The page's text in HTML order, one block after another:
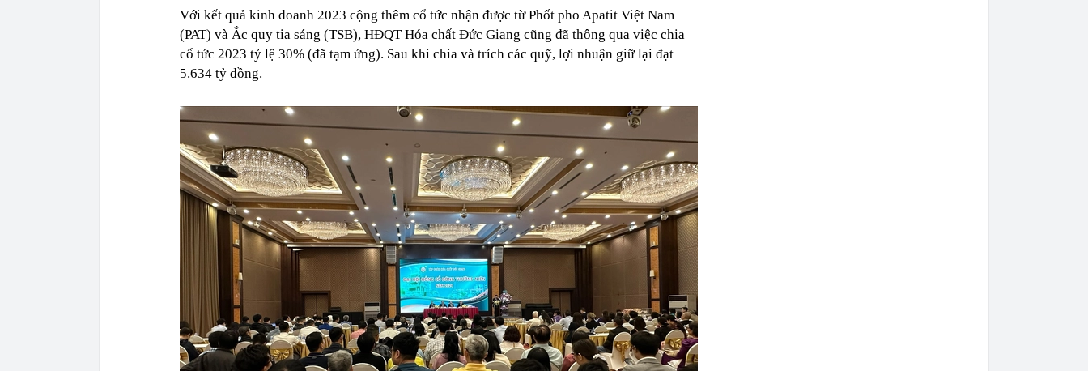
Với kết quả kinh doanh 2023 cộng thêm cổ tức nhận được từ Phốt pho Apatit Việt Nam
(PAT) và Ắc quy tia sáng (TSB), HĐQT Hóa chất Đức Giang cũng đã thông qua việc chia
cổ tức 2023 tỷ lệ 30% (đã tạm ứng). Sau khi chia và trích các quỹ, lợi nhuận giữ lại đạt
5.634 tỷ đồng.